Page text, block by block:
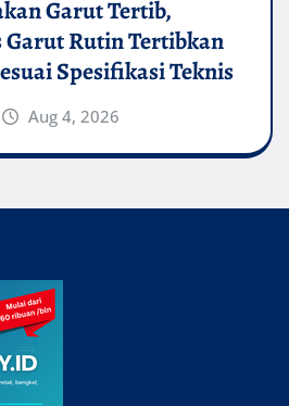
Garut Tertib,
Garut Rutin Tertibkan
Spesifikasi Teknis
Aug 4, 2026